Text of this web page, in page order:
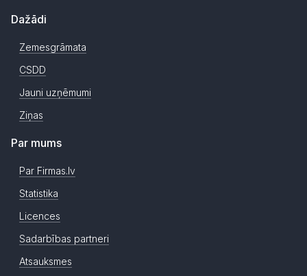
Dažādi
Zemesgrāmata
CSDD
Jauni uzņēmumi
Ziņas
Par mums
Par Firmas.lv
Statistika
Licences
Sadarbības partneri
Atsauksmes